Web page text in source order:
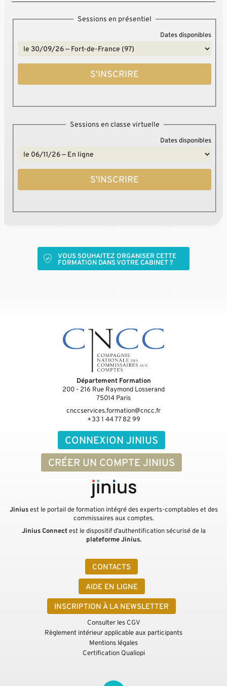
Sessions en présentiel
Dates disponibles
S'INSCRIRE
Sessions en classe virtuelle
Dates disponibles
S'INSCRIRE
VOUS SOUHAITEZ ORGANISER CETTE
FORMATION DANS VOTRE CABINET ?
CONNEXION JINIUS
CRÉER UN COMPTE JINIUS
CONTACTS
AIDE EN LIGNE
INSCRIPTION À LA NEWSLETTER
Département Formation
200 - 216 Rue Raymond Losserand
75014 Paris
cnccservices.formation@cncc.fr
+33 1 44 77 82 99
Jiniusest le portail de formation intégré des experts-comptables et des
commissaires aux comptes.
Jinius Connectest le dispositif d’authentification sécurisé de la
plateforme Jinius.
Consulter les CGV
Règlement intérieur applicable aux participants
Mentions légales
Certification Qualiopi